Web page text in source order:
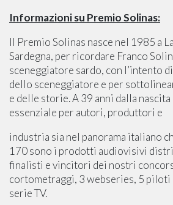
Informazioni su Premio Solinas:
Il Premio Solinas nasce nel 1985 a
Sardegna, per ricordare Franco
sceneggiatore sardo, con l’intento
dello sceneggiatore e per
e delle storie. A 39 anni dalla
essenziale per autori, produttori e
industria sia nel panorama italiano
170 sono i prodotti audiovisivi
finalisti e vincitori dei nostri
cortometraggi, 3 webseries, 5 piloti
serie TV.